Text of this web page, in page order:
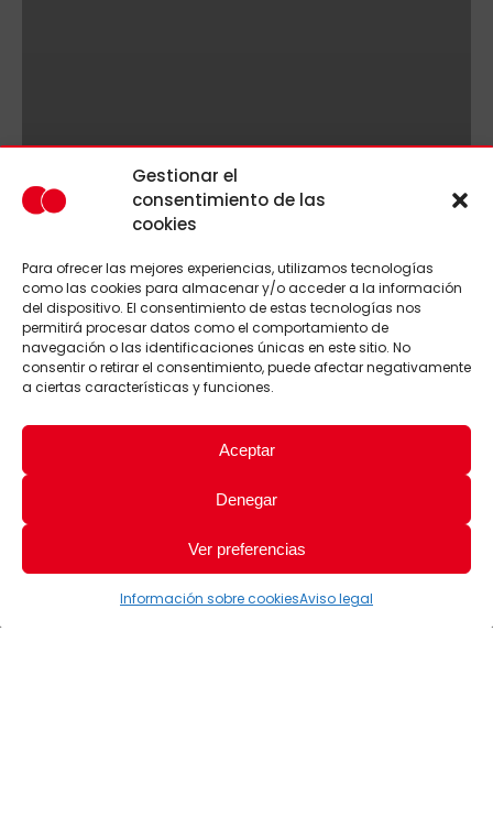
Gestionar el
consentimiento de las
cookies
Para ofrecer las mejores experiencias, utilizamos tecnologías
como las cookies para almacenar y/o acceder a la información
del dispositivo. El consentimiento de estas tecnologías nos
permitirá procesar datos como el comportamiento de
navegación o las identificaciones únicas en este sitio. No
consentir o retirar el consentimiento, puede afectar negativamente
a ciertas características y funciones.
Aceptar
Denegar
Ver preferencias
Información sobre cookiesAviso legal